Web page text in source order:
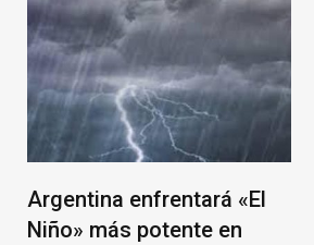
Argentina enfrentará «El
Niño» más potente en